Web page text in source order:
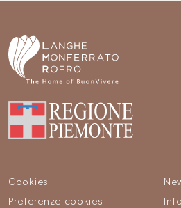
Cookies
Preferenze cookies